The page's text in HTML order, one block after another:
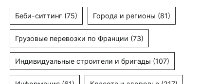
Беби-ситтинг (75) Города и регионы (81)
Грузовые перевозки по Франции (73)
Индивидуальные строители и бригады (107)